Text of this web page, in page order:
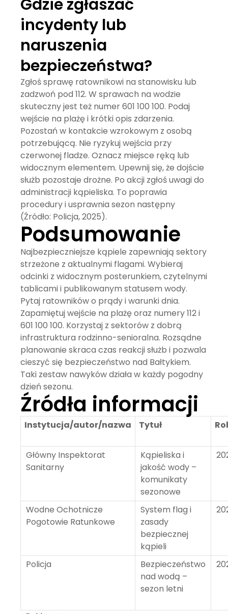
Gdzie zgłaszać
incydenty lub
naruszenia
bezpieczeństwa?
Zgłoś sprawę ratownikowi na stanowisku lub
zadzwoń pod 112. W sprawach na wodzie
skuteczny jest też numer 601 100 100. Podaj
wejście na plażę i krótki opis zdarzenia.
Pozostań w kontakcie wzrokowym z osobą
potrzebującą. Nie ryzykuj wejścia przy
czerwonej fladze. Oznacz miejsce ręką lub
widocznym elementem. Upewnij się, że dojście
służb pozostaje drożne. Po akcji zgłoś uwagi do
administracji kąpieliska. To poprawia
procedury i usprawnia sezon następny
(Źródło: Policja, 2025).
Podsumowanie
Najbezpieczniejsze kąpiele zapewniają sektory
strzeżone z aktualnymi flagami. Wybieraj
odcinki z widocznym posterunkiem, czytelnymi
tablicami i publikowanym statusem wody.
Pytaj ratowników o prądy i warunki dnia.
Zapamiętuj wejście na plażę oraz numery 112 i
601 100 100. Korzystaj z sektorów z dobrą
infrastruktura rodzinno-senioralna. Rozsądne
planowanie skraca czas reakcji służb i pozwala
cieszyć się bezpieczeństwo nad Bałtykiem.
Taki zestaw nawyków działa w każdy pogodny
dzień sezonu.
Źródła informacji
Instytucja/autor/nazwa Tytuł
Główny Inspektorat
Sanitarny
Kąpieliska i
jakość wody –
komunikaty
sezonowe
Wodne Ochotnicze
Pogotowie Ratunkowe
System flag i
zasady
bezpiecznej
kąpieli
Policja
Bezpieczeństwo
nad wodą –
sezon letni